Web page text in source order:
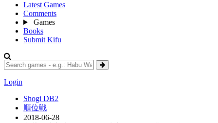
Latest Games
Comments
Games
Books
Submit Kifu
Login
Shogi DB2
順位戦
2018-06-28